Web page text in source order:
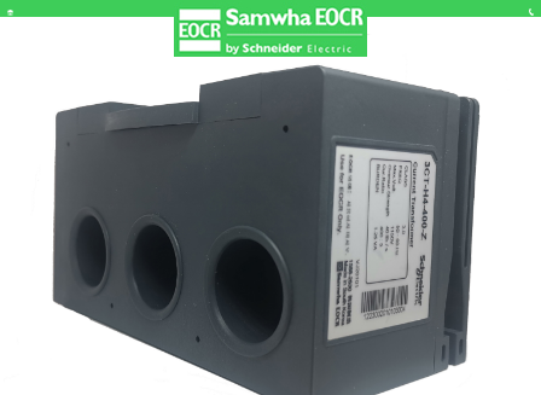
EOCR电流互感器主要技术参数变比和准确度